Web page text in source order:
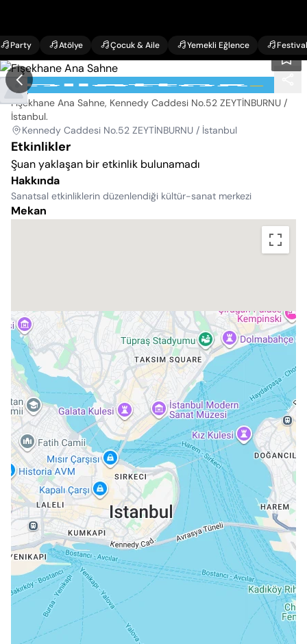
Party Atölye Çocuk & Aile Yemekli Eğlence Festival
Fişekhane Ana Sahne
Fişekhane Ana Sahne, Kennedy Caddesi No.52 ZEYTİNBURNU /
İstanbul.
Kennedy Caddesi No.52 ZEYTİNBURNU / İstanbul
Etkinlikler
Şuan yaklaşan bir etkinlik bulunamadı
Hakkında
Sanatsal etkinliklerin düzenlendiği kültür-sanat merkezi
Mekan